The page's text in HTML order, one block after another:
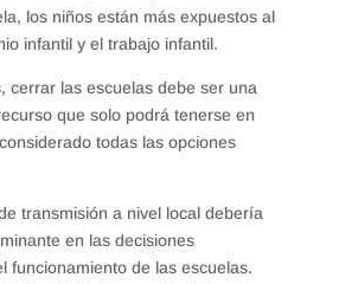
los niños están más expuestos al
infantil y el trabajo infantil.
cerrar las escuelas debe ser una
que solo podrá tenerse en
todas las opciones
transmisión a nivel local debería
en las decisiones
funcionamiento de las escuelas.